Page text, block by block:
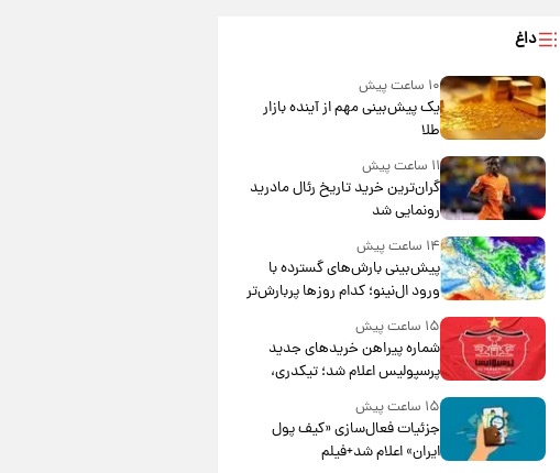
داغ
۱۰ ساعت پیش
یک پیش‌بینی مهم از آینده بازار
طلا
۱۱ ساعت پیش
گران‌ترین خرید تاریخ رئال مادرید
رونمایی شد
۱۴ ساعت پیش
پیش‌بینی بارش‌های گسترده با
ورود ال‌نینو؛ کدام روزها پربارش‌تر
خواهند بود؟
۱۵ ساعت پیش
شماره پیراهن خریدهای جدید
پرسپولیس اعلام شد؛ تیکدری،
محبی و سرگیف با اعداد ویژه
۱۵ ساعت پیش
جزئیات فعال‌سازی «کیف پول
ایران» اعلام شد+فیلم